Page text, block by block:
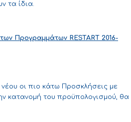
τα ίδια.
Προγραμμάτων RESTART 2016-
οι πιο κάτω Προσκλήσεις με
κατανομή του προϋπολογισμού, θα